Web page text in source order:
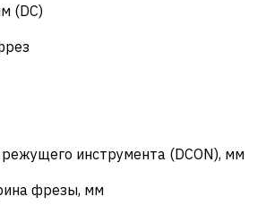
(DC)
инструмента (DCON), мм
фрезы, мм